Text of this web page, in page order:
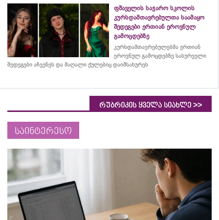
ფშაველის საჯარო სკოლის
კურსდამთავრებულთა საამაყო
შედეგები ერთიან ეროვნულ
გამოცდებზე
კურსდამთავრებულებმა ერთიან
ეროვნულ გამოცდებზე სასურველი
შედეგები აჩვენეს და მაღალი ქულებიც დაიმსახურეს
რუბრიკის ყველა სიახლე >>
საინტერესო